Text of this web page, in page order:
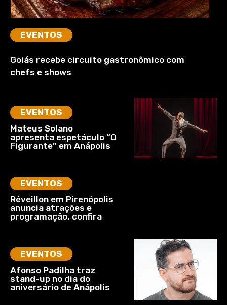
EVENTOS
Goiás recebe circuito gastronômico com
chefs e shows
EVENTOS
Mateus Solano
apresenta espetáculo “O
Figurante” em Anápolis
EVENTOS
Réveillon em Pirenópolis
anuncia atrações e
programação, confira
EVENTOS
Afonso Padilha traz
stand-up no dia do
aniversário de Anápolis